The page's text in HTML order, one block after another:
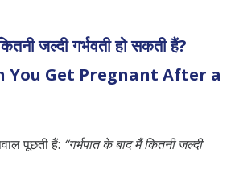
जल्दी गर्भवती हो सकती हैं?
You Get Pregnant After a
पूछती हैं: “गर्भपात के बाद मैं कितनी जल्दी